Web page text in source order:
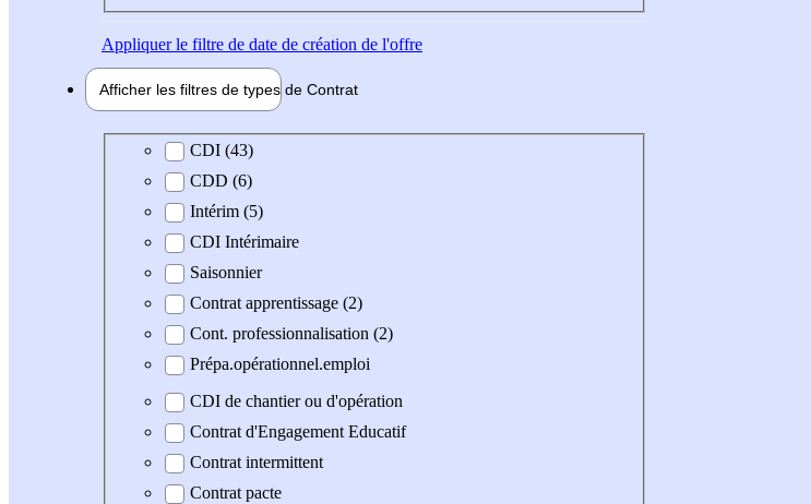
Appliquerle filtre de date de création de l'offre
Afficher les filtres de types de Contrat
Type de contratCDI (43)
CDD (6)
Intérim (5)
CDI Intérimaire
Saisonnier
Contrat apprentissage (2)
Cont. professionnalisation (2)
Prépa.opérationnel.emploi
CDI de chantier ou d'opération
Contrat d'Engagement Educatif
Contrat intermittent
Contrat pacte